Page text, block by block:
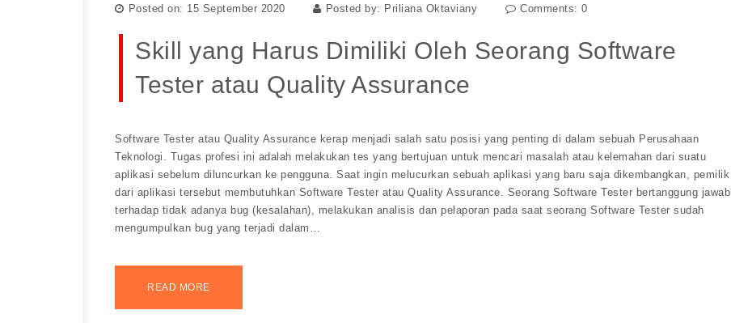
Posted on: 15 September 2020 Posted by: Priliana Oktaviany Comments: 0
Skill yang Harus Dimiliki Oleh Seorang Software
Tester atau Quality Assurance
Software Tester atau Quality Assurance kerap menjadi salah satu posisi yang penting di dalam sebuah Perusahaan
Teknologi. Tugas profesi ini adalah melakukan tes yang bertujuan untuk mencari masalah atau kelemahan dari suatu
aplikasi sebelum diluncurkan ke pengguna. Saat ingin melucurkan sebuah aplikasi yang baru saja dikembangkan, pemilik
dari aplikasi tersebut membutuhkan Software Tester atau Quality Assurance. Seorang Software Tester bertanggung jawab
terhadap tidak adanya bug (kesalahan), melakukan analisis dan pelaporan pada saat seorang Software Tester sudah
mengumpulkan bug yang terjadi dalam…
READ MORE